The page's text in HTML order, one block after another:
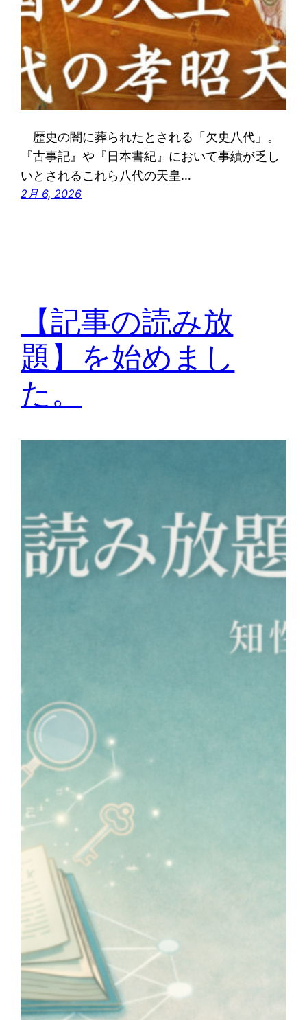
歴史の闇に葬られたとされる「欠史八代」。
『古事記』や『日本書紀』において事績が乏し
いとされるこれら八代の天皇…
2月 6, 2026
【記事の読み放
題】を始めまし
た。